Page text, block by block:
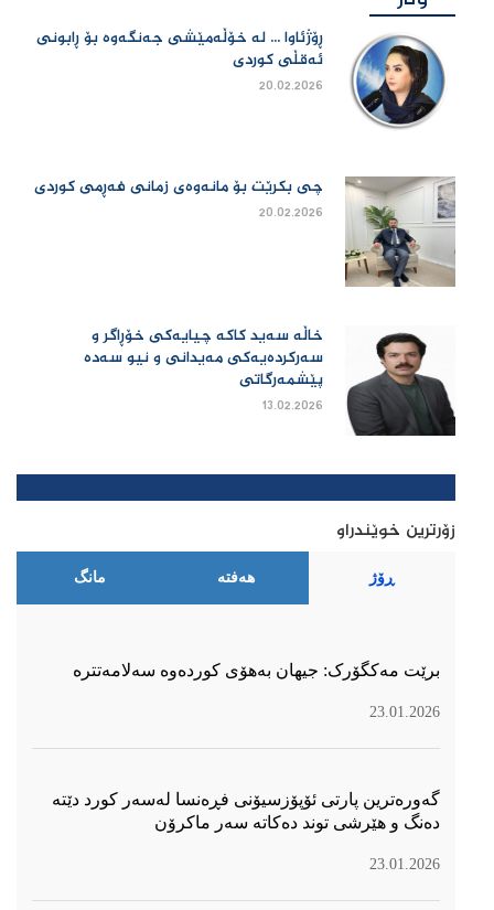
ڕۆژئاوا ... لە خۆڵەمێشی جەنگەوە بۆ ڕابونی
ئەقڵی کوردی
20.02.2026
چی بكرێت بۆ مانەوەی زمانی فەڕمی كوردی
20.02.2026
خاڵە سەید کاکە چیایەکی خۆڕاگر و
سەرکردەیەکی مەیدانی و نیو سەدە
پێشمەرگاتی
13.02.2026
زۆرترین خوێندراو
ڕۆژ هەفتە مانگ
برێت مەکگۆرک: جیهان بەهۆی کوردەوە سەلامەتترە
23.01.2026
گەورەترین پارتی ئۆپۆزسیۆنی فڕەنسا لەسەر كورد دێتە
دەنگ و هێرشی توند دەكاتە سەر ماكرۆن
23.01.2026